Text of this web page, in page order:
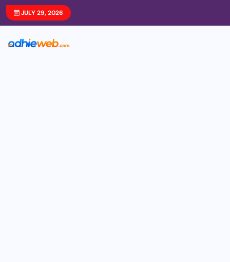
JULY 29, 2026